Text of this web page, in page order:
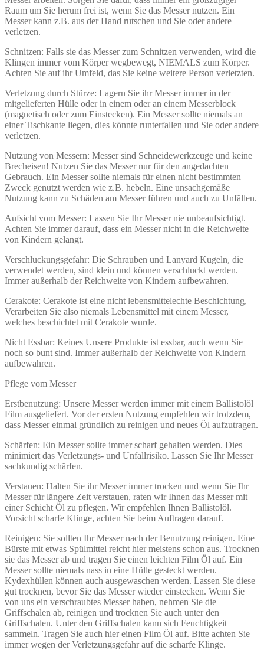
Raum um Sie herum frei ist, wenn Sie das Messer nutzen. Ein
Messer kann z.B. aus der Hand rutschen und Sie oder andere
verletzen.
Schnitzen: Falls sie das Messer zum Schnitzen verwenden, wird die
Klingen immer vom Körper wegbewegt, NIEMALS zum Körper.
Achten Sie auf ihr Umfeld, das Sie keine weitere Person verletzten.
Verletzung durch Stürze: Lagern Sie ihr Messer immer in der
mitgelieferten Hülle oder in einem oder an einem Messerblock
(magnetisch oder zum Einstecken). Ein Messer sollte niemals an
einer Tischkante liegen, dies könnte runterfallen und Sie oder andere
verletzen.
Nutzung von Messern: Messer sind Schneidewerkzeuge und keine
Brecheisen! Nutzen Sie das Messer nur für den angedachten
Gebrauch. Ein Messer sollte niemals für einen nicht bestimmten
Zweck genutzt werden wie z.B. hebeln. Eine unsachgemäße
Nutzung kann zu Schäden am Messer führen und auch zu Unfällen.
Aufsicht vom Messer: Lassen Sie Ihr Messer nie unbeaufsichtigt.
Achten Sie immer darauf, dass ein Messer nicht in die Reichweite
von Kindern gelangt.
Verschluckungsgefahr: Die Schrauben und Lanyard Kugeln, die
verwendet werden, sind klein und können verschluckt werden.
Immer außerhalb der Reichweite von Kindern aufbewahren.
Cerakote: Cerakote ist eine nicht lebensmittelechte Beschichtung,
Verarbeiten Sie also niemals Lebensmittel mit einem Messer,
welches beschichtet mit Cerakote wurde.
Nicht Essbar: Keines Unsere Produkte ist essbar, auch wenn Sie
noch so bunt sind. Immer außerhalb der Reichweite von Kindern
aufbewahren.
Pflege vom Messer
Erstbenutzung: Unsere Messer werden immer mit einem Ballistolöl
Film ausgeliefert. Vor der ersten Nutzung empfehlen wir trotzdem,
dass Messer einmal gründlich zu reinigen und neues Öl aufzutragen.
Schärfen: Ein Messer sollte immer scharf gehalten werden. Dies
minimiert das Verletzungs- und Unfallrisiko. Lassen Sie Ihr Messer
sachkundig schärfen.
Verstauen: Halten Sie ihr Messer immer trocken und wenn Sie Ihr
Messer für längere Zeit verstauen, raten wir Ihnen das Messer mit
einer Schicht Öl zu pflegen. Wir empfehlen Ihnen Ballistolöl.
Vorsicht scharfe Klinge, achten Sie beim Auftragen darauf.
Reinigen: Sie sollten Ihr Messer nach der Benutzung reinigen. Eine
Bürste mit etwas Spülmittel reicht hier meistens schon aus. Trocknen
sie das Messer ab und tragen Sie einen leichten Film Öl auf. Ein
Messer sollte niemals nass in eine Hülle gesteckt werden.
Kydexhüllen können auch ausgewaschen werden. Lassen Sie diese
gut trocknen, bevor Sie das Messer wieder einstecken. Wenn Sie
von uns ein verschraubtes Messer haben, nehmen Sie die
Griffschalen ab, reinigen und trocknen Sie auch unter den
Griffschalen. Unter den Griffschalen kann sich Feuchtigkeit
sammeln. Tragen Sie auch hier einen Film Öl auf. Bitte achten Sie
immer wegen der Verletzungsgefahr auf die scharfe Klinge.